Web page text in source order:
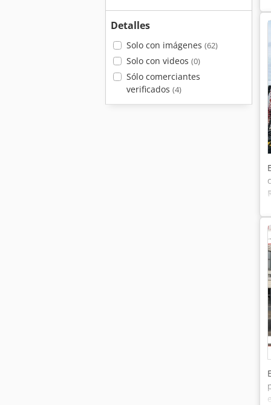
Detalles
Solo con imágenes (62)
Solo con videos (0)
Sólo comerciantes
verificados (4)